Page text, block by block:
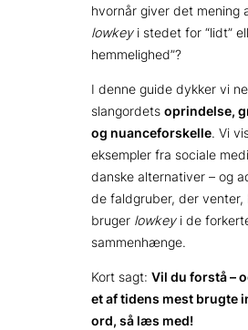
hvornår giver det mening
lowkeyi stedet for “lidt”
hemmelighed”?
I denne guide dykker vi
slangordets oprindelse,
og nuanceforskelle. Vi
eksempler fra sociale
danske alternativer – og
de faldgruber, der venter,
bruger lowkeyi de
sammenhænge.
Kort sagt: Vil du forstå –
et af tidens mest brugte
ord, så læs med!